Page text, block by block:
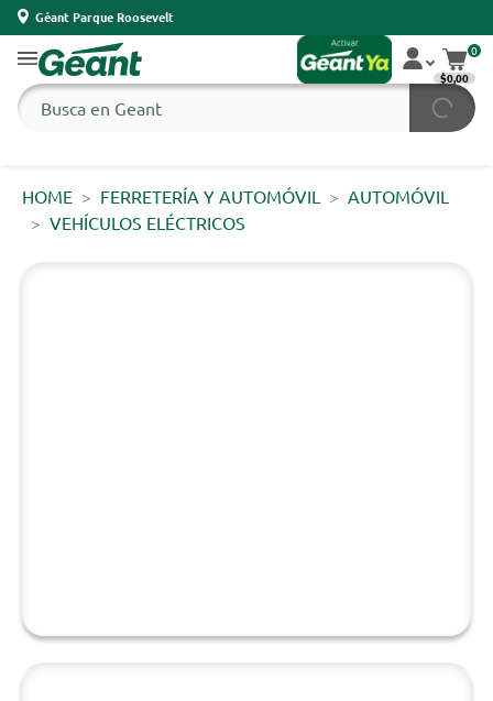
Géant Parque Roosevelt
0
$0,00
HOME FERRETERÍA Y AUTOMÓVIL
AUTOMÓVIL
VEHÍCULOS ELÉCTRICOS